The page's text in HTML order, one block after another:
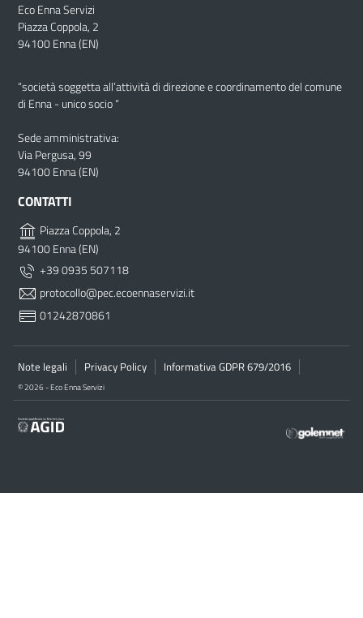
Eco Enna Servizi
Piazza Coppola, 2
94100 Enna (EN)
“società soggetta all’attività di direzione e coordinamento del comune
di Enna - unico socio “
Sede amministrativa:
Via Pergusa, 99
94100 Enna (EN)
CONTATTI
Piazza Coppola, 2
94100 Enna (EN)
+39 0935 507118
protocollo@pec.ecoennaservizi.it
01242870861
Note legali Privacy Policy Informativa GDPR 679/2016
© 2026 - Eco Enna Servizi